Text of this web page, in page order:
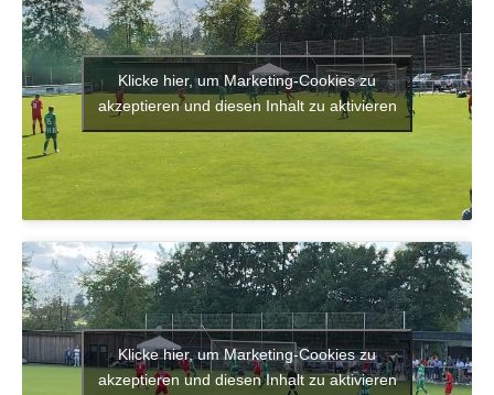
Klicke hier, um Marketing-Cookies zu
akzeptieren und diesen Inhalt zu aktivieren
Klicke hier, um Marketing-Cookies zu
akzeptieren und diesen Inhalt zu aktivieren